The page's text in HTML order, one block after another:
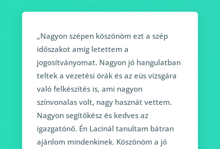
„Nagyon szépen köszönöm ezt a szép
időszakot amíg letettem a
jogosítványomat. Nagyon jó hangulatban
teltek a vezetési órák és az eüs vizsgára
való felkészítés is, ami nagyon
színvonalas volt, nagy hasznát vettem.
Nagyon segítőkész és kedves az
igazgatónő. Én Lacinál tanultam bátran
ajánlom mindenkinek. Köszönöm a jó